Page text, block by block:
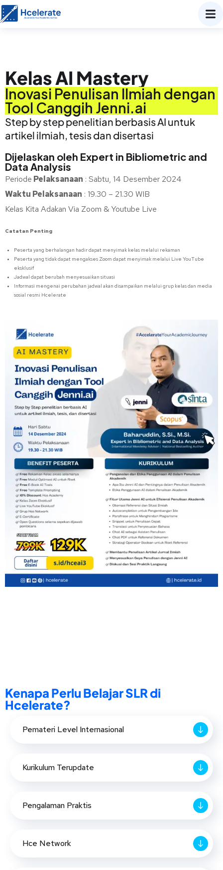
Kelas AI Mastery
Inovasi Penulisan Ilmiah dengan
Tool Canggih Jenni.ai
Step by step penelitian berbasis AI untuk
artikel ilmiah, tesis dan disertasi
Dijelaskan oleh Expert in Bibliometric and
Data Analysis
Periode Pelaksanaan : Sabtu, 14 Desember 2024
Waktu Pelaksanaan : 19.30 – 21.30 WIB
Kelas Kita Adakan Via Zoom & Youtube Live
Catatan Penting
Peserta yang berhalangan hadir dapat menyimak kelas melalui rekaman
Peserta yang tidak dapat mengakses Zoom dapat menyimak melalui Live YouTube
eksklusif
Jadwal dapat berubah menyesuaikan situasi
Informasi mengenai perubahan jadwal akan disampaikan melalui grup kelas dan media
sosial resmi Hcelerate
Kenapa Perlu Belajar SLR di
Hcelerate?
Pemateri Level Internasional
Kurikulum Terupdate
Pengalaman Praktis
Hce Network